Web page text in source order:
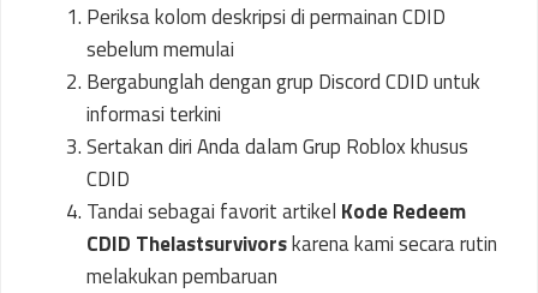
Periksa kolom deskripsi di permainan CDID
sebelum memulai
Bergabunglah dengan grup Discord CDID untuk
informasi terkini
Sertakan diri Anda dalam Grup Roblox khusus
CDID
Tandai sebagai favorit artikel Kode Redeem
CDID Thelastsurvivorskarena kami secara rutin
melakukan pembaruan